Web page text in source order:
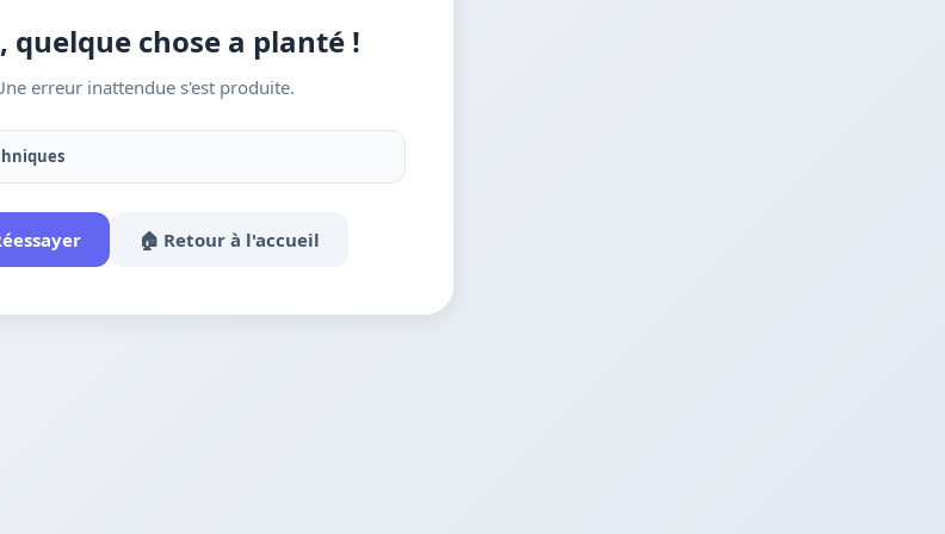
quelque chose a planté !
erreur inattendue s'est produite.
🏠 Retour à l'accueil